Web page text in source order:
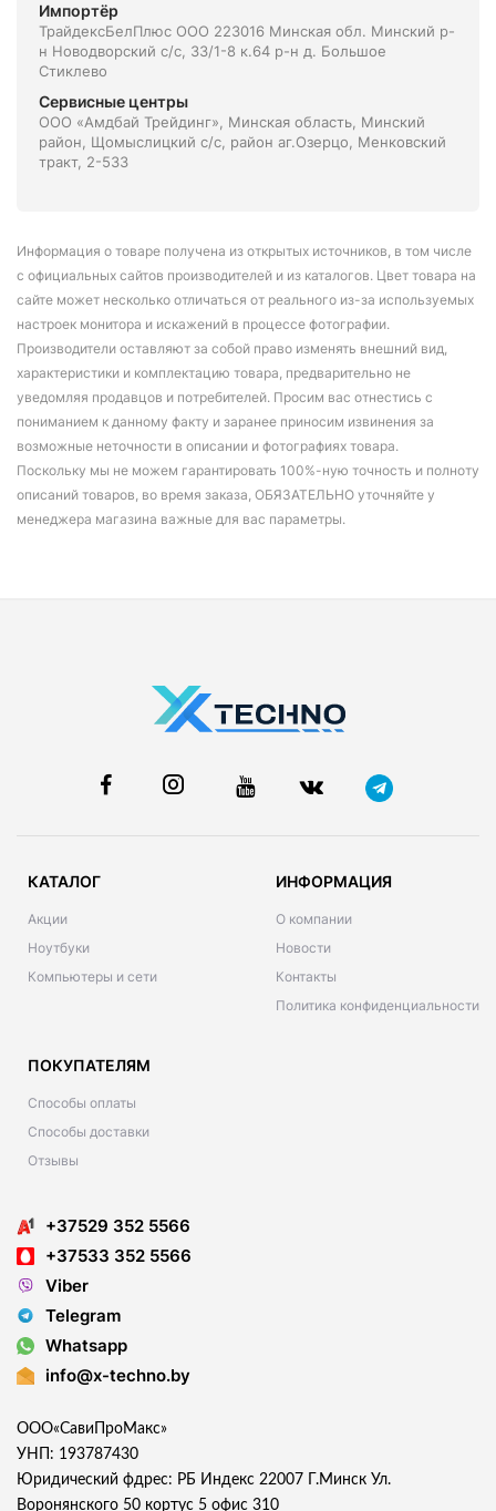
Импортёр
ТрайдексБелПлюс ООО 223016 Минская обл. Минский р-
н Новодворский с/с, 33/1-8 к.64 р-н д. Большое
Стиклево
Сервисные центры
ООО «Амдбай Трейдинг», Минская область, Минский
район, Щомыслицкий с/с, район аг.Озерцо, Менковский
тракт, 2-533
Информация о товаре получена из открытых источников, в том числе
с официальных сайтов производителей и из каталогов. Цвет товара на
сайте может несколько отличаться от реального из-за используемых
настроек монитора и искажений в процессе фотографии.
Производители оставляют за собой право изменять внешний вид,
характеристики и комплектацию товара, предварительно не
уведомляя продавцов и потребителей. Просим вас отнестись с
пониманием к данному факту и заранее приносим извинения за
возможные неточности в описании и фотографиях товара.
Поскольку мы не можем гарантировать 100%-ную точность и полноту
описаний товаров, во время заказа, ОБЯЗАТЕЛЬНО уточняйте у
менеджера магазина важные для вас параметры.
КАТАЛОГ
Акции
Ноутбуки
Компьютеры и сети
ИНФОРМАЦИЯ
О компании
Новости
Контакты
Политика конфиденциальности
ПОКУПАТЕЛЯМ
Способы оплаты
Способы доставки
Отзывы
+37529 352 5566
+37533 352 5566
Viber
Telegram
Whatsapp
info@x-techno.by
ООО«СавиПроМакс»
УНП: 193787430
Юридический фдрес: РБ Индекс 22007 Г.Минск Ул.
Воронянского 50 кортус 5 офис 310